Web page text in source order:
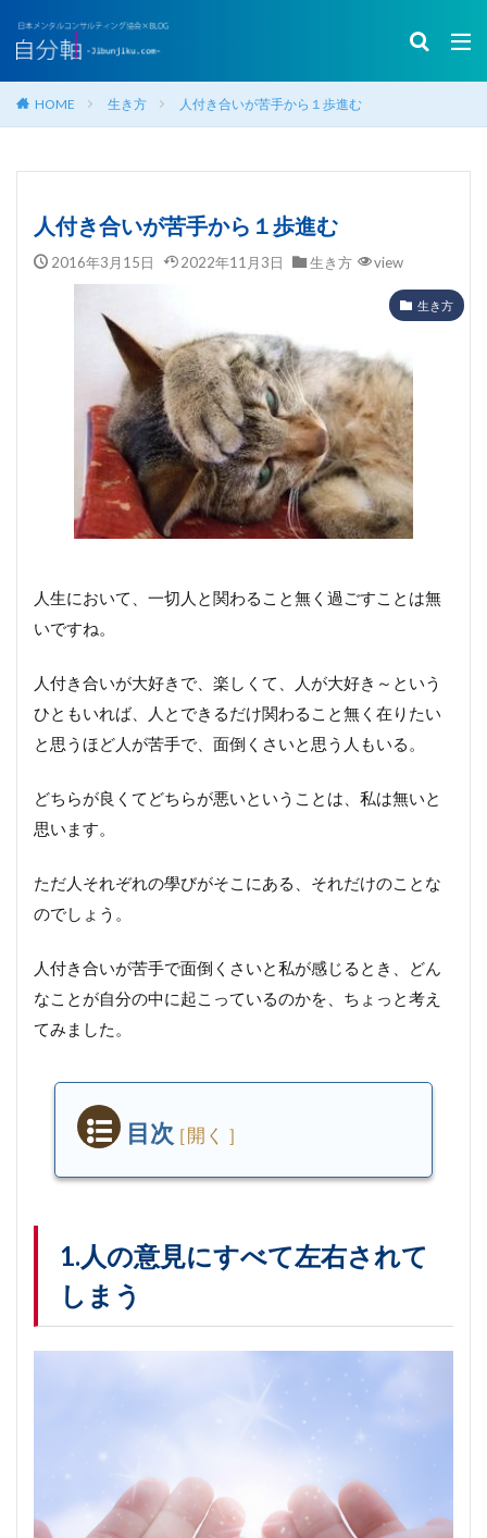
HOME 生き方 人付き合いが苦手から１歩進む
人付き合いが苦手から１歩進む
2016年3月15日 2022年11月3日 生き方 view
生き方
人生において、一切人と関わること無く過ごすことは無
いですね。
人付き合いが大好きで、楽しくて、人が大好き～という
ひともいれば、人とできるだけ関わること無く在りたい
と思うほど人が苦手で、面倒くさいと思う人もいる。
どちらが良くてどちらが悪いということは、私は無いと
思います。
ただ人それぞれの學びがそこにある、それだけのことな
のでしょう。
人付き合いが苦手で面倒くさいと私が感じるとき、どん
なことが自分の中に起こっているのかを、ちょっと考え
てみました。
目次
人
に
べ
て
左
2.ほ
1.人の意見にすべて左右されて
しまう